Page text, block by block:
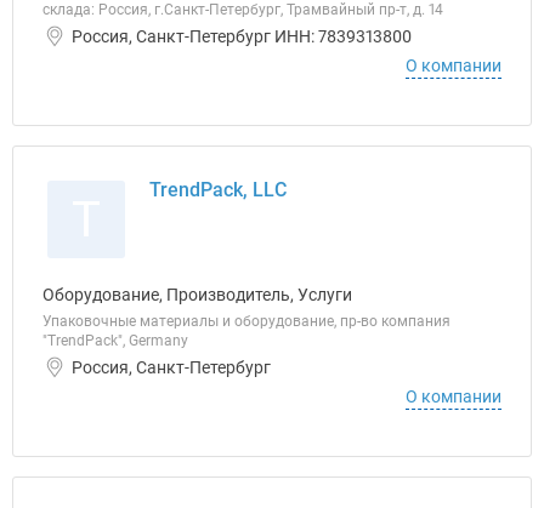
склада: Россия, г.Санкт-Петербург, Трамвайный пр-т, д. 14
Россия, Санкт-Петербург ИНН: 7839313800
О компании
TrendPack, LLC
Оборудование, Производитель, Услуги
Упаковочные материалы и оборудование, пр-во компания
"TrendPack", Germany
Россия, Санкт-Петербург
О компании